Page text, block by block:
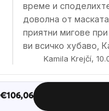
€106,06
Цена за мярка:
време и
доволна от
приятни мигове
ви всичко хубаво,
Kamila Krejčí,
17.05.2025
Markéta